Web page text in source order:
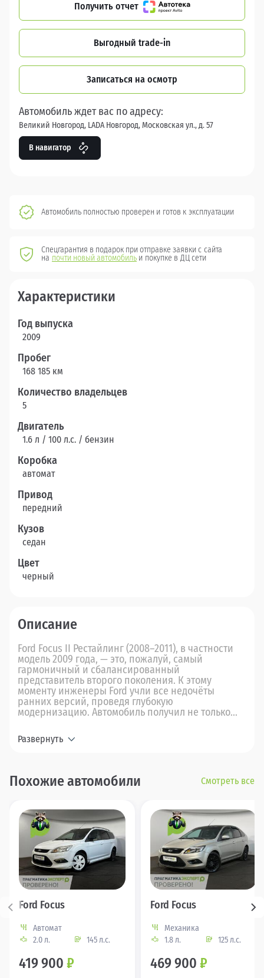
Получить отчет
Выгодный trade-in
Записаться на осмотр
Автомобиль ждет вас по адресу:
Великий Новгород, LADA Новгород, Московская ул., д. 57
В навигатор
Автомобиль полностью проверен и готов к эксплуатации
Спецгарантия в подарок при отправке заявки с сайта
на почти новый автомобиль и покупке в ДЦ сети
Характеристики
Год выпуска
2009
Пробег
168 185 км
Количество владельцев
5
Двигатель
1.6 л / 100 л.c. / бензин
Коробка
автомат
Привод
передний
Кузов
седан
Цвет
черный
Описание
Ford Focus II Рестайлинг (2008–2011), в частности
модель 2009 года, — это, пожалуй, самый
гармоничный и сбалансированный
представитель второго поколения. К этому
моменту инженеры Ford учли все недочёты
ранних версий, проведя глубокую
модернизацию. Автомобиль получил не только...
Развернуть
Похожие автомобили Смотреть все
Ford Focus
Автомат
2.0 л.
145 л.с.
419 900 ₽
Ford Focus
Механика
1.8 л.
125 л.с.
469 900 ₽